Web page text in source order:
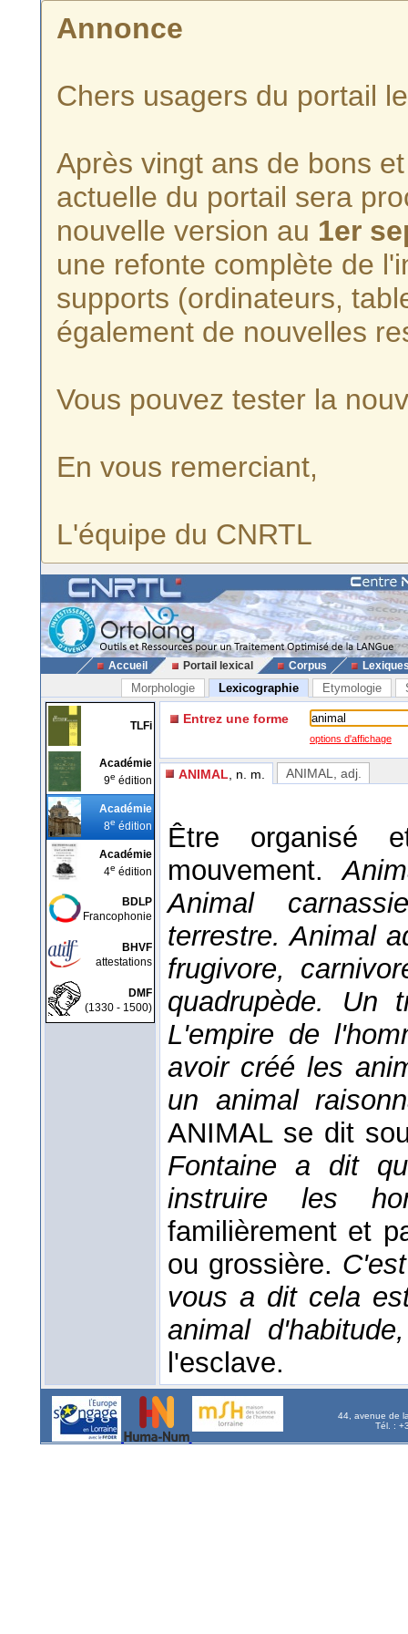
Annonce
Chers usagers du portail
Après vingt ans de bons
actuelle du portail sera
nouvelle version au 1er
une refonte complète de
supports (ordinateurs,
également de nouvelles
Vous pouvez tester la
En vous remerciant,
L'équipe du CNRTL
Accueil Portail lexical Corpus
Morphologie Lexicographie Etymologie
TLFi
Académie
9e édition
Académie
8e édition
Académie
4e édition
BDLP
Francophonie
BHVF
attestations
DMF
(1330 - 1500)
Entrez une forme
options d'affichage
ANIMAL , n. m. ANIMAL , adj.
Être organisé
mouvement.
Animal
terrestre. Animal
frugivore,
quadrupède. Un
L'empire de
avoir créé les
un animal
ANIMAL se dit
Fontaine a dit
instruire les
familièrement et
ou grossière.
vous a dit cela
animal
l'esclave.
44, avenue de
Tél. :